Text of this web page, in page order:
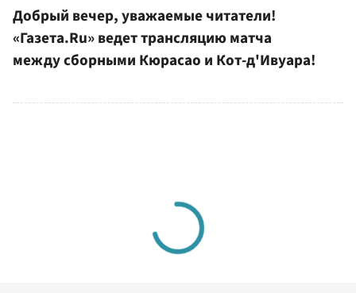
Добрый вечер, уважаемые читатели!
«Газета.Ru» ведет трансляцию матча
между сборными Кюрасао и Кот-д'Ивуара!